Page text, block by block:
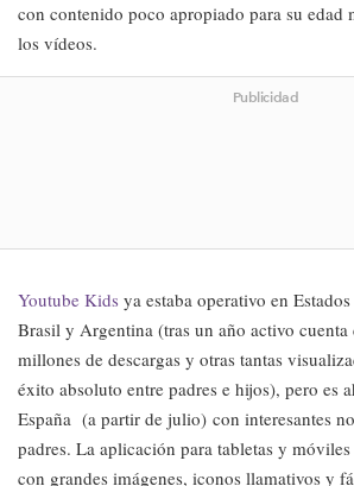
con contenido poco apropiado para su edad
los vídeos.
Publicidad
Youtube Kids ya estaba operativo en
Brasil y Argentina (tras un año activo cuenta
millones de descargas y otras tantas
éxito absoluto entre padres e hijos), pero es
España (a partir de julio) con interesantes
padres. La aplicación para tabletas y
con grandes imágenes, iconos llamativos y